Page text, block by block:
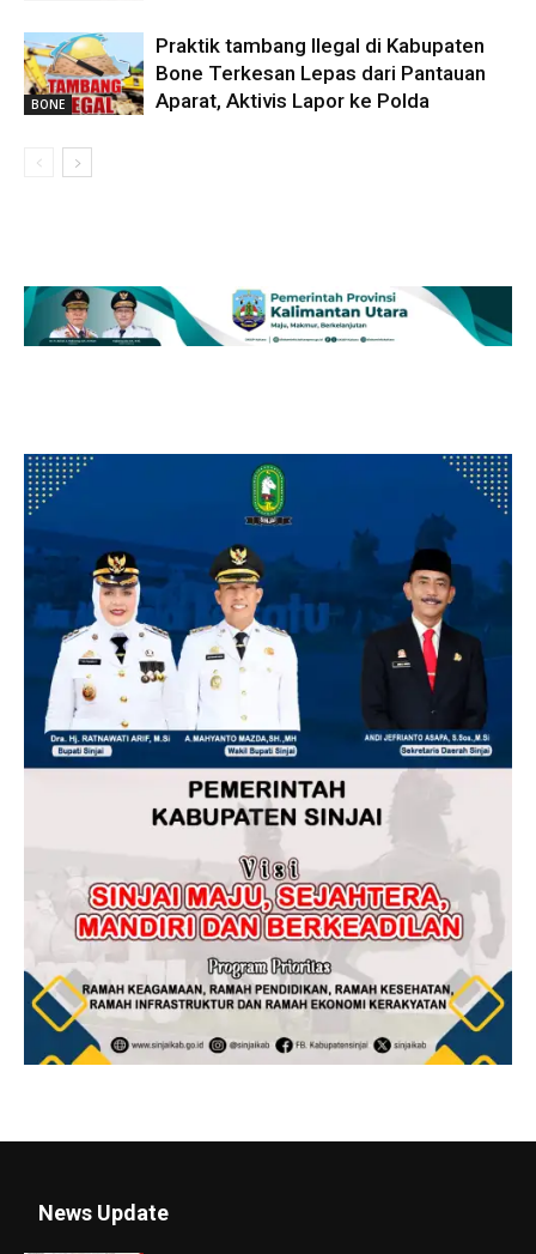
BONE
Praktik tambang Ilegal di Kabupaten
Bone Terkesan Lepas dari Pantauan
Aparat, Aktivis Lapor ke Polda
News Update